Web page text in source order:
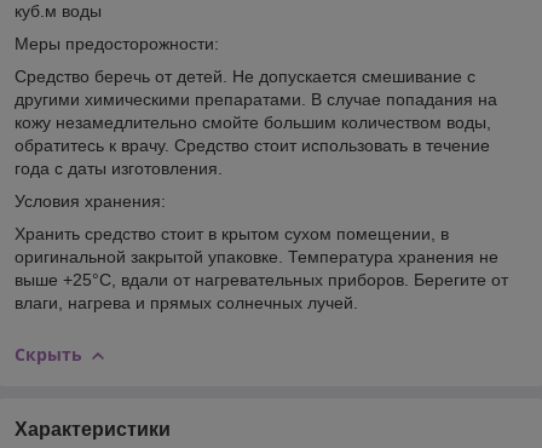
куб.м воды
Меры предосторожности:
Средство беречь от детей. Не допускается смешивание с
другими химическими препаратами. В случае попадания на
кожу незамедлительно смойте большим количеством воды,
обратитесь к врачу. Средство стоит использовать в течение
года с даты изготовления.
Условия хранения:
Хранить средство стоит в крытом сухом помещении, в
оригинальной закрытой упаковке. Температура хранения не
выше +25°С, вдали от нагревательных приборов. Берегите от
влаги, нагрева и прямых солнечных лучей.
Скрыть
Характеристики